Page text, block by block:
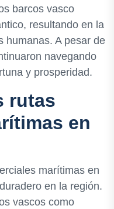
barcos vasco
resultando en la
humanas. A pesar de
navegando
y prosperidad.
rutas
en
marítimas en
en la región.
vascos como